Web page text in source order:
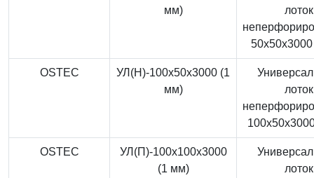
мм)
лоток
OSTEC
УЛ(Н)-100x50x3000 (1
мм)
лоток
OSTEC
УЛ(П)-100x100x3000
(1 мм)
лоток